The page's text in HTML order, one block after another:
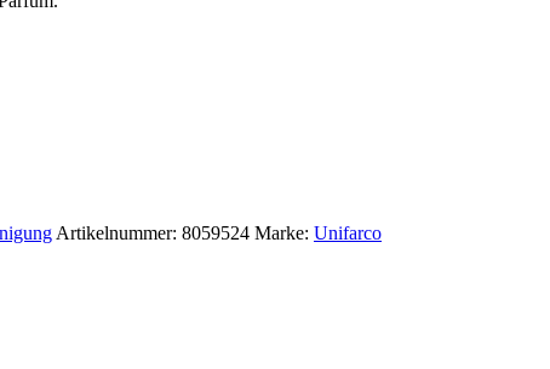
Artikelnummer: 8059524 Marke: Unifarco